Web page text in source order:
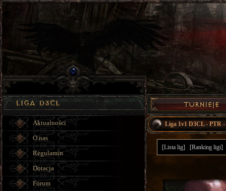
Liga 1v1 D3CL - PTR -
[Lista lig] [Ranking ligi]
Aktualności
O nas
Regulamin
Dotacja
Forum